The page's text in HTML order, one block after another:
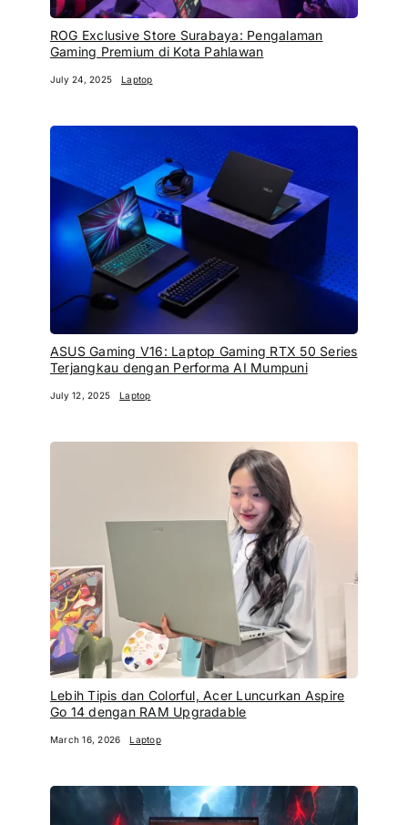
ROG Exclusive Store Surabaya: Pengalaman
Gaming Premium di Kota Pahlawan
July 24, 2025 Laptop
ASUS Gaming V16: Laptop Gaming RTX 50 Series
Terjangkau dengan Performa AI Mumpuni
July 12, 2025 Laptop
Lebih Tipis dan Colorful, Acer Luncurkan Aspire
Go 14 dengan RAM Upgradable
March 16, 2026 Laptop